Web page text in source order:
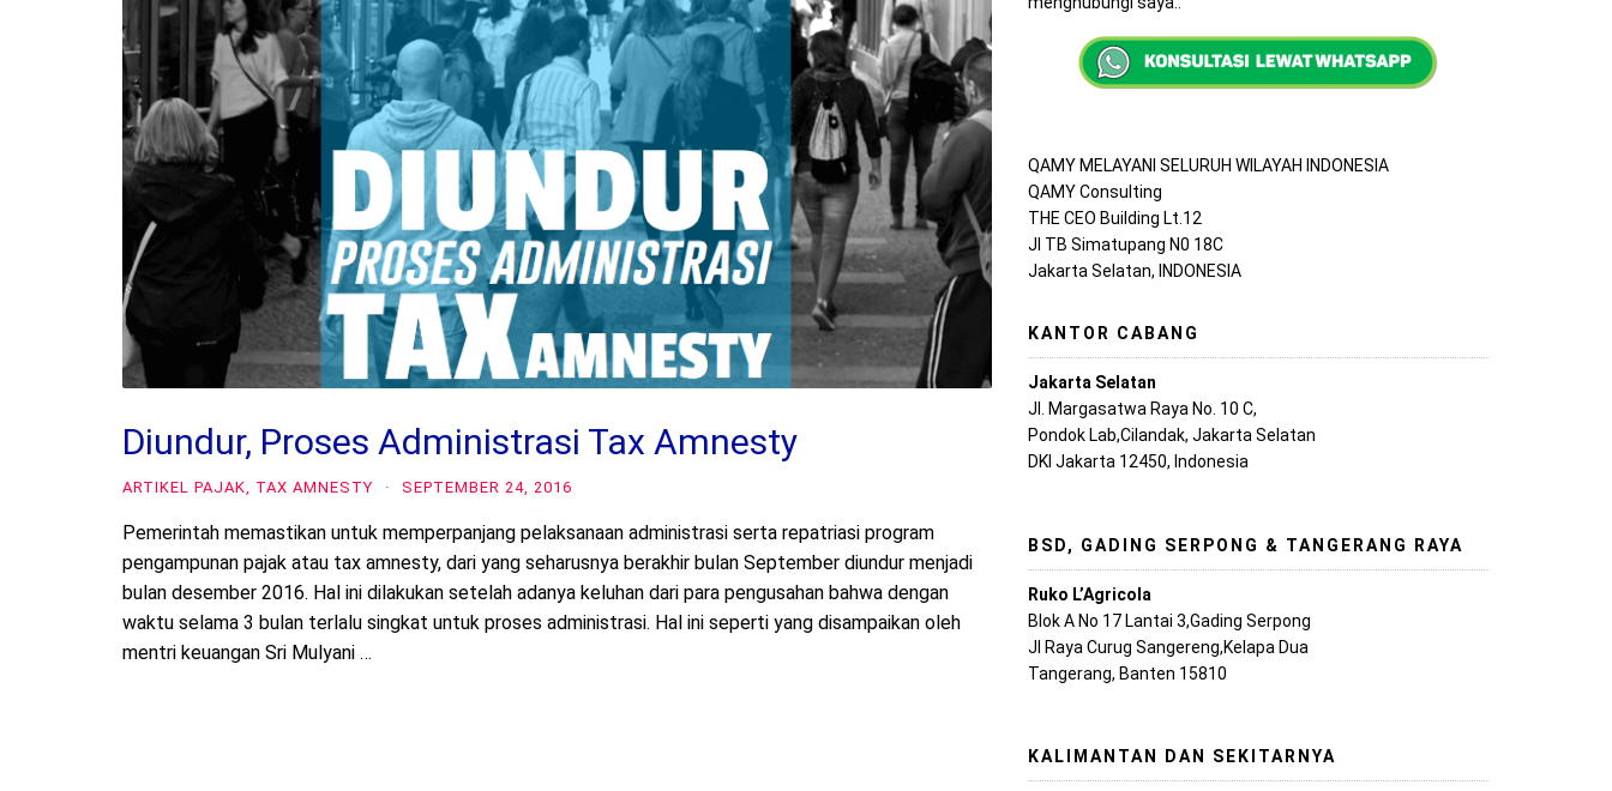
Diundur, Proses Administrasi Tax Amnesty
ARTIKEL PAJAK TAX AMNESTY · SEPTEMBER 24, 2016
Pemerintah memastikan untuk memperpanjang pelaksanaan administrasi serta repatriasi program
pengampunan pajak atau tax amnesty, dari yang seharusnya berakhir bulan September diundur menjadi
bulan desember 2016. Hal ini dilakukan setelah adanya keluhan dari para pengusahan bahwa dengan
waktu selama 3 bulan terlalu singkat untuk proses administrasi. Hal ini seperti yang disampaikan oleh
mentri keuangan Sri Mulyani …
QAMY MELAYANI SELURUH WILAYAH INDONESIA
QAMY Consulting
THE CEO Building Lt.12
Jl TB Simatupang N0 18C
Jakarta Selatan, INDONESIA
KANTOR CABANG
Jakarta Selatan
Jl. Margasatwa Raya No. 10 C,
Pondok Lab,Cilandak, Jakarta Selatan
DKI Jakarta 12450, Indonesia
BSD, GADING SERPONG & TANGERANG RAYA
Ruko L’Agricola
Blok A No 17 Lantai 3,Gading Serpong
Jl Raya Curug Sangereng,Kelapa Dua
Tangerang, Banten 15810
KALIMANTAN DAN SEKITARNYA